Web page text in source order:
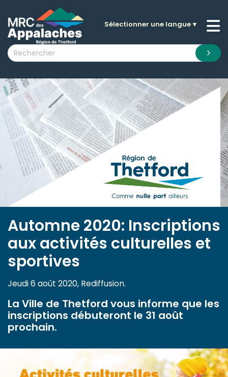
submenu (La MRC )
submenu (Citoyens )
submenu (Visiteurs )
submenu (Nouvelles )
submenu (Documentation )
Sélectionner une langue▼
Automne 2020: Inscriptions
aux activités culturelles et
sportives
Jeudi 6 août 2020, Rediffusion.
La Ville de Thetford vous informe que les
inscriptions débuteront le 31 août
prochain.